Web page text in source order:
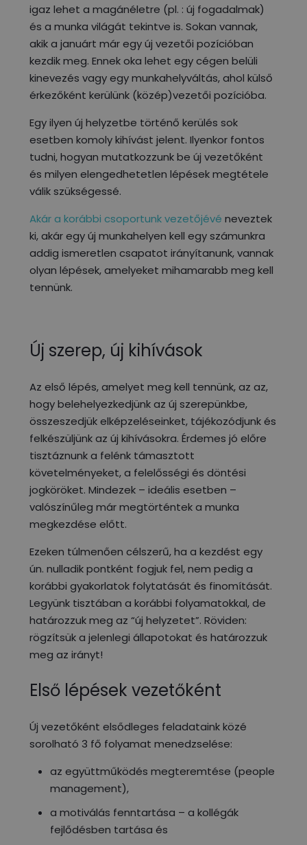
igaz lehet a magánéletre (pl. : új fogadalmak)
és a munka világát tekintve is. Sokan vannak,
akik a januárt már egy új vezetői pozícióban
kezdik meg. Ennek oka lehet egy cégen belüli
kinevezés vagy egy munkahelyváltás, ahol külső
érkezőként kerülünk (közép)vezetői pozícióba.
Egy ilyen új helyzetbe történő kerülés sok
esetben komoly kihívást jelent. Ilyenkor fontos
tudni, hogyan mutatkozzunk be új vezetőként
és milyen elengedhetetlen lépések megtétele
válik szükségessé.
Akár a korábbi csoportunk vezetőjévé neveztek
ki, akár egy új munkahelyen kell egy számunkra
addig ismeretlen csapatot irányítanunk, vannak
olyan lépések, amelyeket mihamarabb meg kell
tennünk.
Új szerep, új kihívások
Az első lépés, amelyet meg kell tennünk, az az,
hogy belehelyezkedjünk az új szerepünkbe,
összeszedjük elképzeléseinket, tájékozódjunk és
felkészüljünk az új kihívásokra. Érdemes jó előre
tisztáznunk a felénk támasztott
követelményeket, a felelősségi és döntési
jogköröket. Mindezek – ideális esetben –
valószínűleg már megtörténtek a munka
megkezdése előtt.
Ezeken túlmenően célszerű, ha a kezdést egy
ún. nulladik pontként fogjuk fel, nem pedig a
korábbi gyakorlatok folytatását és finomítását.
Legyünk tisztában a korábbi folyamatokkal, de
határozzuk meg az “új helyzetet”. Röviden:
rögzítsük a jelenlegi állapotokat és határozzuk
meg az irányt!
Első lépések vezetőként
Új vezetőként elsődleges feladataink közé
sorolható 3 fő folyamat menedzselése:
az együttműködés megteremtése (people
management),
a motiválás fenntartása – a kollégák
fejlődésben tartása és